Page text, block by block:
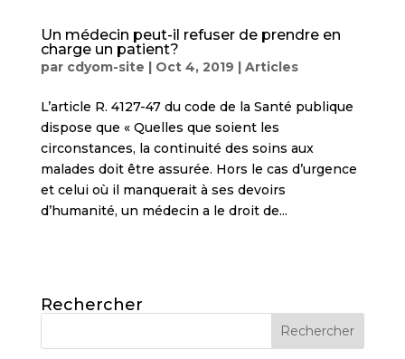
Un médecin peut-il refuser de prendre en
charge un patient?
par cdyom-site | Oct 4, 2019 | Articles
L’article R. 4127-47 du code de la Santé publique
dispose que « Quelles que soient les
circonstances, la continuité des soins aux
malades doit être assurée. Hors le cas d’urgence
et celui où il manquerait à ses devoirs
d’humanité, un médecin a le droit de...
Rechercher